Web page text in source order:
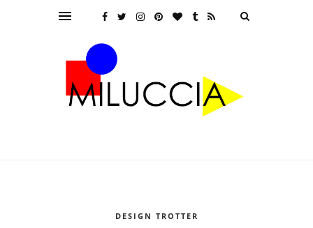
DESIGN TROTTER